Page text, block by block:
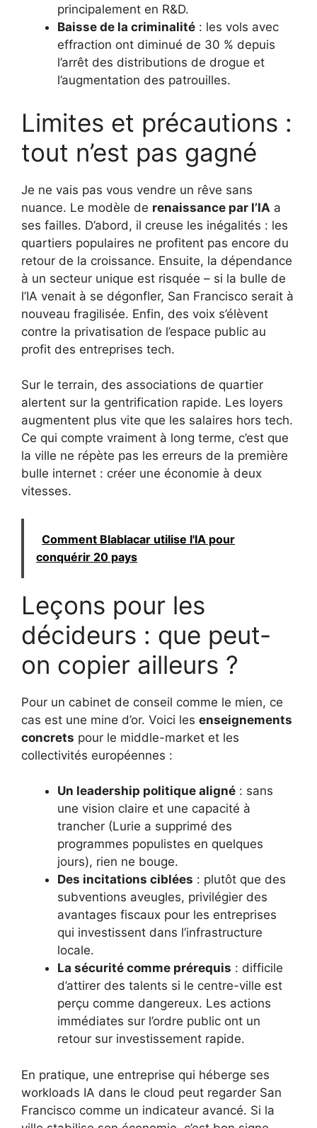
principalement en R&D.
Baisse de la criminalité : les vols avec
effraction ont diminué de 30 % depuis
l’arrêt des distributions de drogue et
l’augmentation des patrouilles.
Limites et précautions :
tout n’est pas gagné
Je ne vais pas vous vendre un rêve sans
nuance. Le modèle de renaissance par l’IA a
ses failles. D’abord, il creuse les inégalités : les
quartiers populaires ne profitent pas encore du
retour de la croissance. Ensuite, la dépendance
à un secteur unique est risquée – si la bulle de
l’IA venait à se dégonfler, San Francisco serait à
nouveau fragilisée. Enfin, des voix s’élèvent
contre la privatisation de l’espace public au
profit des entreprises tech.
Sur le terrain, des associations de quartier
alertent sur la gentrification rapide. Les loyers
augmentent plus vite que les salaires hors tech.
Ce qui compte vraiment à long terme, c’est que
la ville ne répète pas les erreurs de la première
bulle internet : créer une économie à deux
vitesses.
Comment Blablacar utilise l'IA pour
conquérir 20 pays
Leçons pour les
décideurs : que peut-
on copier ailleurs ?
Pour un cabinet de conseil comme le mien, ce
cas est une mine d’or. Voici les enseignements
concrets pour le middle-market et les
collectivités européennes :
Un leadership politique aligné : sans
une vision claire et une capacité à
trancher (Lurie a supprimé des
programmes populistes en quelques
jours), rien ne bouge.
Des incitations ciblées : plutôt que des
subventions aveugles, privilégier des
avantages fiscaux pour les entreprises
qui investissent dans l’infrastructure
locale.
La sécurité comme prérequis : difficile
d’attirer des talents si le centre-ville est
perçu comme dangereux. Les actions
immédiates sur l’ordre public ont un
retour sur investissement rapide.
En pratique, une entreprise qui héberge ses
workloads IA dans le cloud peut regarder San
Francisco comme un indicateur avancé. Si la